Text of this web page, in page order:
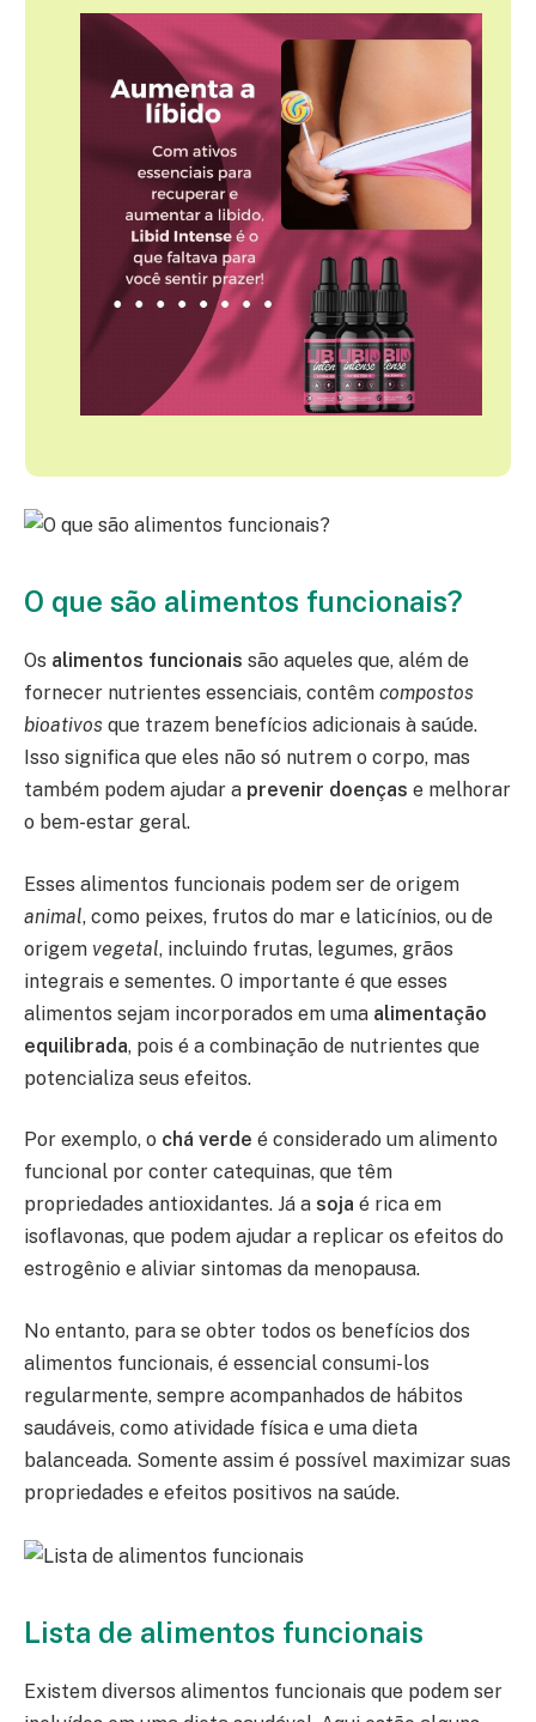
O que são alimentos funcionais?
Os alimentos funcionais são aqueles que, além de
fornecer nutrientes essenciais, contêm compostos
bioativos que trazem benefícios adicionais à saúde.
Isso significa que eles não só nutrem o corpo, mas
também podem ajudar a prevenir doenças e melhorar
o bem-estar geral.
Esses alimentos funcionais podem ser de origem
animal, como peixes, frutos do mar e laticínios, ou de
origem vegetal, incluindo frutas, legumes, grãos
integrais e sementes. O importante é que esses
alimentos sejam incorporados em uma alimentação
equilibrada, pois é a combinação de nutrientes que
potencializa seus efeitos.
Por exemplo, o chá verde é considerado um alimento
funcional por conter catequinas, que têm
propriedades antioxidantes. Já a soja é rica em
isoflavonas, que podem ajudar a replicar os efeitos do
estrogênio e aliviar sintomas da menopausa.
No entanto, para se obter todos os benefícios dos
alimentos funcionais, é essencial consumi-los
regularmente, sempre acompanhados de hábitos
saudáveis, como atividade física e uma dieta
balanceada. Somente assim é possível maximizar suas
propriedades e efeitos positivos na saúde.
Lista de alimentos funcionais
Existem diversos alimentos funcionais que podem ser